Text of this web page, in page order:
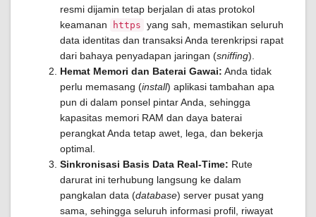
resmi dijamin tetap berjalan di atas protokol
keamanan
https yang sah, memastikan seluruh
data identitas dan transaksi Anda terenkripsi rapat
dari bahaya penyadapan jaringan (sniffing).
Hemat Memori dan Baterai Gawai: Anda tidak
perlu memasang (install) aplikasi tambahan apa
pun di dalam ponsel pintar Anda, sehingga
kapasitas memori RAM dan daya baterai
perangkat Anda tetap awet, lega, dan bekerja
optimal.
Sinkronisasi Basis Data Real-Time: Rute
darurat ini terhubung langsung ke dalam
pangkalan data (database) server pusat yang
sama, sehingga seluruh informasi profil, riwayat